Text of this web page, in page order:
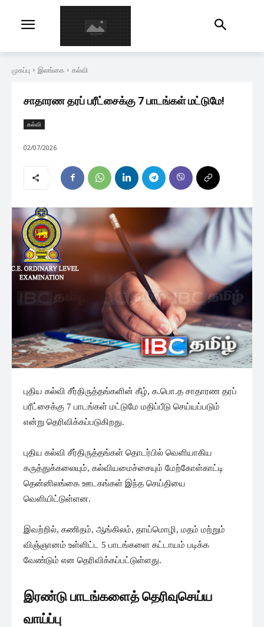
முகப்பு இலங்கை கல்வி
சாதாரண தரப் பரீட்சைக்கு 7 பாடங்கள் மட்டுமே!
கல்வி
02/07/2026
புதிய கல்வி சீர்திருத்தங்களின் கீழ், க.பொ.த சாதாரண தரப்
பரீட்சைக்கு 7 பாடங்கள் மட்டுமே மதிப்பீடு செய்யப்படும்
என்று தெரிவிக்கப்படுகிறது.
புதிய கல்வி சீர்திருத்தங்கள் தொடர்பில் வெளியாகிய
கருத்துக்கலையும், கல்வியமைச்சையும் மேற்கோள்காட்டி
தென்னிலங்கை ஊடகங்கள் இந்த செய்தியை
வெளியிட்டுள்ளன.
இவற்றில், கணிதம், ஆங்கிலம், தாய்மொழி, மதம் மற்றும்
விஞ்ஞானம் உள்ளிட்ட 5 பாடங்களை கட்டாயம் படிக்க
வேண்டும் என தெரிவிக்கப்பட்டுள்ளது.
இரண்டு பாடங்களைத் தெரிவுசெய்ய
வாய்ப்பு